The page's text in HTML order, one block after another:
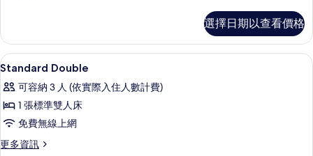
所
有
片
Room,
Non-
smoking
詳
情
選擇日期以查看價格
顯
示
Standard
Double
的
所
書桌、遮光布/窗簾、免費無線上網、
5
Standard Double
可容納 3 人 (依實際入住人數計費)
1 張標準雙人床
免費無線上網
更多資訊
更